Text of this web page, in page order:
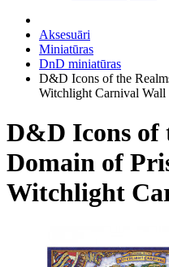
Aksesuāri
Miniatūras
DnD miniatūras
D&D Icons of the
Witchlight Carnival Wall
D&D Icons of
Domain of
Witchlight